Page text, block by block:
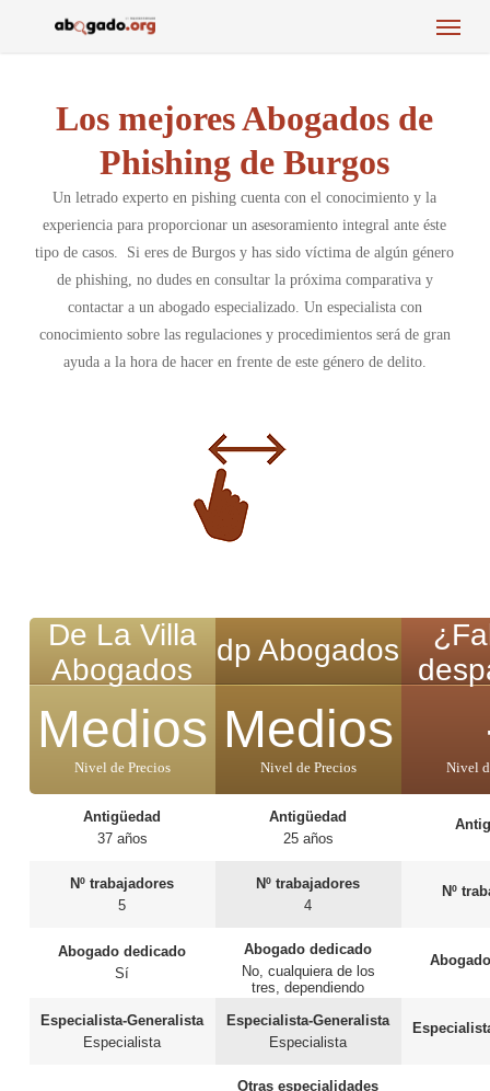
Menu
Los mejores Abogados de
Phishing de Burgos
Un letrado experto en pishing cuenta con el conocimiento y la
experiencia para proporcionar un asesoramiento integral ante éste
tipo de casos. Si eres de Burgos y has sido víctima de algún género
de phishing, no dudes en consultar la próxima comparativa y
contactar a un abogado especializado. Un especialista con
conocimiento sobre las regulaciones y procedimientos será de gran
ayuda a la hora de hacer en frente de este género de delito.
De La Villa
Abogados
Medios
Nivel de Precios
Antigüedad
37 años
Nº trabajadores
5
Abogado dedicado
Sí
Especialista-Generalista
Especialista
dp Abogados
Medios
Nivel de Precios
Antigüedad
25 años
Nº trabajadores
4
Abogado dedicado
No, cualquiera de los
tres, dependiendo
Especialista-Generalista
Especialista
Otras especialidades
Nivel
Nº